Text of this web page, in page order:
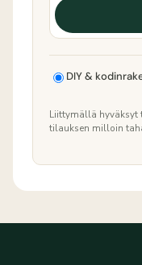
DIY &
Liittymällä hyväksyt
tilauksen milloin